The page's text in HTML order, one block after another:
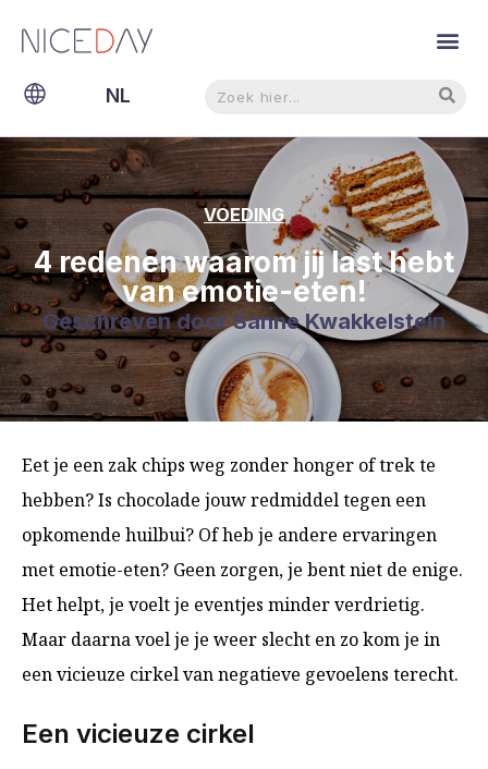
NL
EN
VOEDING
4 redenen waarom jij last hebt
van emotie-eten!
Geschreven doorSanne Kwakkelstein
Eet je een zak chips weg zonder honger of trek te
hebben? Is chocolade jouw redmiddel tegen een
opkomende huilbui? Of heb je andere ervaringen
met emotie-eten? Geen zorgen, je bent niet de enige.
Het helpt, je voelt je eventjes minder verdrietig.
Maar daarna voel je je weer slecht en zo kom je in
een vicieuze cirkel van negatieve gevoelens terecht.
Een vicieuze cirkel